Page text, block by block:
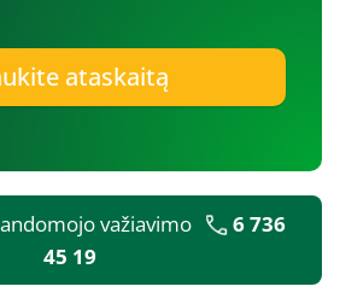
ataskaitą
važiavimo
6 736
45 19